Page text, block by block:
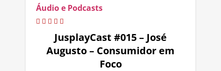
Áudio e Podcasts
JusplayCast #015 – José
Augusto – Consumidor em
Foco